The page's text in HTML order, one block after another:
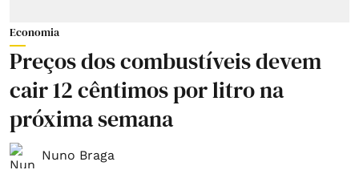
Economia
Preços dos combustíveis devem
cair 12 cêntimos por litro na
próxima semana
Nuno Braga